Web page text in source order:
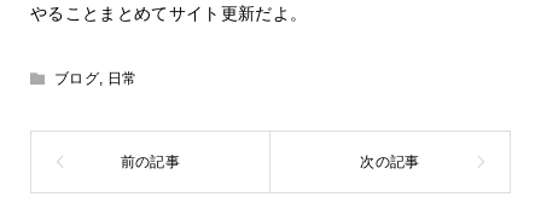
やることまとめてサイト更新だよ。
ブログ, 日常